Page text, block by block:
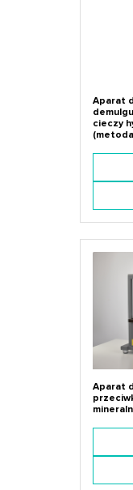
Aparat
cieczy
Aparat